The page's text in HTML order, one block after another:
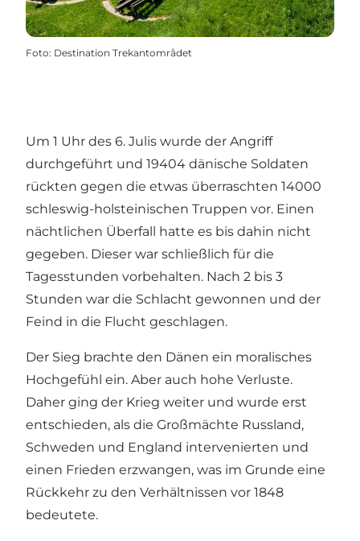
Foto: Destination Trekantområdet
Um 1 Uhr des 6. Julis wurde der Angriff
durchgeführt und 19404 dänische Soldaten
rückten gegen die etwas überraschten 14000
schleswig-holsteinischen Truppen vor. Einen
nächtlichen Überfall hatte es bis dahin nicht
gegeben. Dieser war schließlich für die
Tagesstunden vorbehalten. Nach 2 bis 3
Stunden war die Schlacht gewonnen und der
Feind in die Flucht geschlagen.
Der Sieg brachte den Dänen ein moralisches
Hochgefühl ein. Aber auch hohe Verluste.
Daher ging der Krieg weiter und wurde erst
entschieden, als die Großmächte Russland,
Schweden und England intervenierten und
einen Frieden erzwangen, was im Grunde eine
Rückkehr zu den Verhältnissen vor 1848
bedeutete.